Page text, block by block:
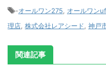
-オールワン275 オールワン
理店 株式会社レアシード 神戸
関連記事